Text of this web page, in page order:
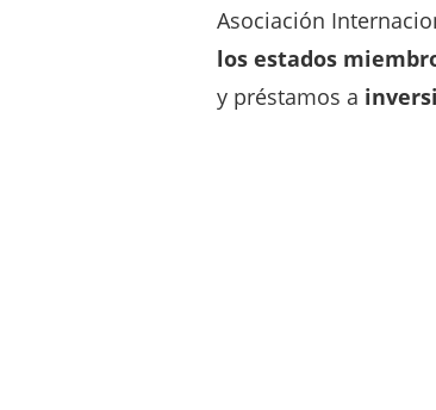
Asociación
los estados
y préstamos a